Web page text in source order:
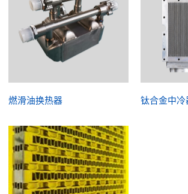
燃滑油换热器 钛合金中冷